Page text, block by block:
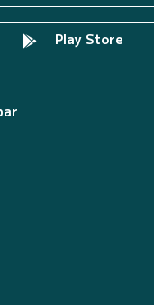
Play Store